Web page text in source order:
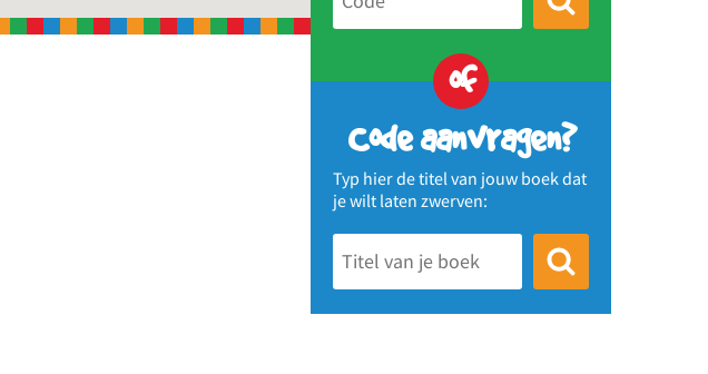
of
Code aanvragen?
Typ hier de titel van jouw boek dat
je wilt laten zwerven: